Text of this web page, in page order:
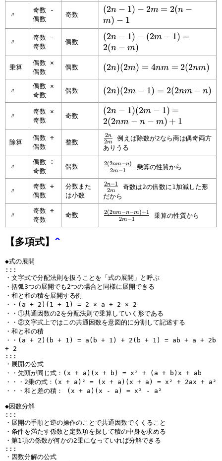
2
(
n
+
m
-
1
(
2
m
-
1
)
=
2
(
n
+
m
-
1
)
m
=
2
(
n
-
m
)
-
(
2
m
-
1
)
=
2
(
n
-
m
+
1
)
-
1
〃
奇数 -
偶数
奇数
(
2
n
-
1
)
-
2
m
=
2
(
n
-
m
)
-
1
(2n − 1) − 2m = 2(n −
m) − 1
〃
奇数 -
奇数
偶数
(
2
n
-
1
)
-
(
2
m
-
1
)
2
(
n
-
(2n − 1) − (2m − 1) =
2(n − m)
乗算
偶数 ×
偶数
偶数
(
2
n
)
(
2
m
)
=
4
m
=
2
(
(2n)(2m) = 4nm = 2(2nm)
〃
偶数 ×
奇数
偶数
(
2
n
)
(
2
m
-
)
=
2
(
2
)
(2n)(2m − 1) = 2(2nm − n)
〃
奇数 ×
奇数
奇数
(
2
n
-
1
)
2
m
-
1
)
n
m
n
-
)
(2n − 1)(2m − 1) =
2(2nm − n − m) + 1
除算
偶数 ÷
偶数
整数
\f
r
a
c
{
2
n
}
2m
2n
例えば除数が2なら商は偶奇両方
ありうる
〃
偶数 ÷
奇数
偶数
\f
r
a
c
{
2
(
n
)
}
{
2
-
2m−1
2(2nm−n)
乗算の性質から
〃
奇数 ÷
偶数
分数また
は小数
\f
r
a
c
{
}
{
2
m
}
2m
2n−1
奇数は2の倍数に1加減した形
だから
〃
奇数 ÷
奇数
奇数
\f
r
(
2
m
-
n
-
+
1
m
-
1
2m−1
2(2nm−n−m)+1
乗算の性質から
【多項式】^
◆式の展開
:::
・文字式で分配法則を扱うことを「式の展開」と呼ぶ
・括弧3つの展開でも2つの場合と同様に展開できる
・和と和の積を展開する例
・・(a + 2)(1 + 1) = 2 × a + 2 × 2
・・①共通因数の2を分配法則で乗算していく形である
・・②文字式上ではこの共通因数を意図的に分割して記述する
・和と和の積
・・(a + 2)(b + 1) = a(b + 1) + 2(b + 1) = ab + a + 2b
+ 2
:::
・展開の公式
・・先頭が同じ式：(x + a)(x + b) = x² + (a + b)x + ab
・・・2乗の式：(x + a)² = (x + a)(x + a) = x² + 2ax + a²
・・・和と差の積： (x + a)(x - a) = x² - a²
◆因数分解
:::
・展開の手順と逆の操作のことで共通因数でくくること
・条件を満たす係数と定数項を探して積の中身を求める
・第1項の係数が何かの2乗になっていれば分解できる
:::
・因数分解の公式